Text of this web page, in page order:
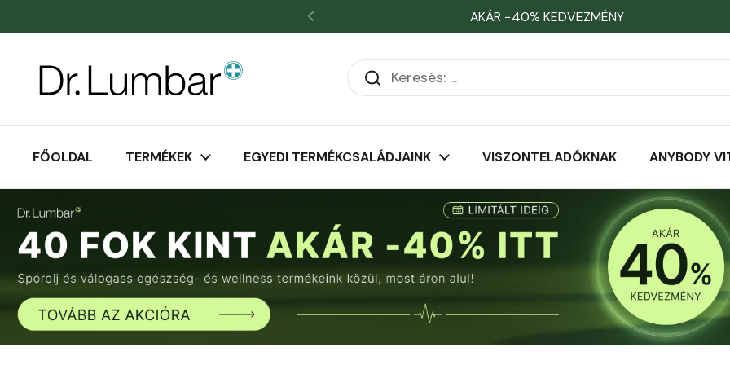
AKÁR −40% KEDVEZMÉNY
FŐOLDAL TERMÉKEK EGYEDI TERMÉKCSALÁDJAINK VISZONTELADÓKNAK ANYBODY